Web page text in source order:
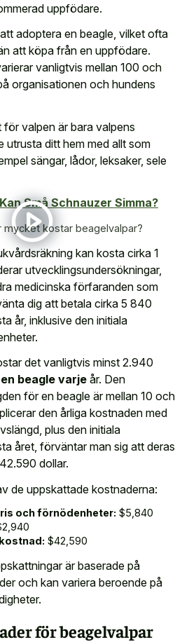
uppfödare.
adoptera en beagle, vilket ofta
att köpa från en uppfödare.
vanligtvis mellan 100 och
organisationen och hundens
för valpen är bara valpens
utrusta ditt hem med allt som
sängar, lådor, leksaker, sele
Kan Små Schnauzer Simma?
mycket kostar beagelvalpar?
kan kosta cirka 1
utvecklingsundersökningar,
medicinska förfaranden som
dig att betala cirka 5 840
år, inklusive den initiala
det vanligtvis minst 2.940
beagle varje år. Den
för en beagle är mellan 10 och
den årliga kostnaden med
plus den initiala
året, förväntar man sig att deras
dollar.
de uppskattade kostnaderna:
och förnödenheter: $5,840
$42,590
är baserade på
och kan variera beroendepå
för beagelvalpar